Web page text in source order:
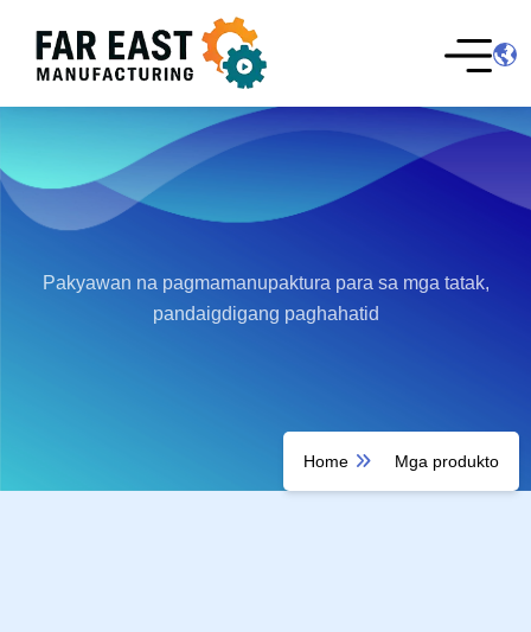
Pakyawan na pagmamanupaktura para sa mga tatak,
pandaigdigang paghahatid
Home Mga produkto